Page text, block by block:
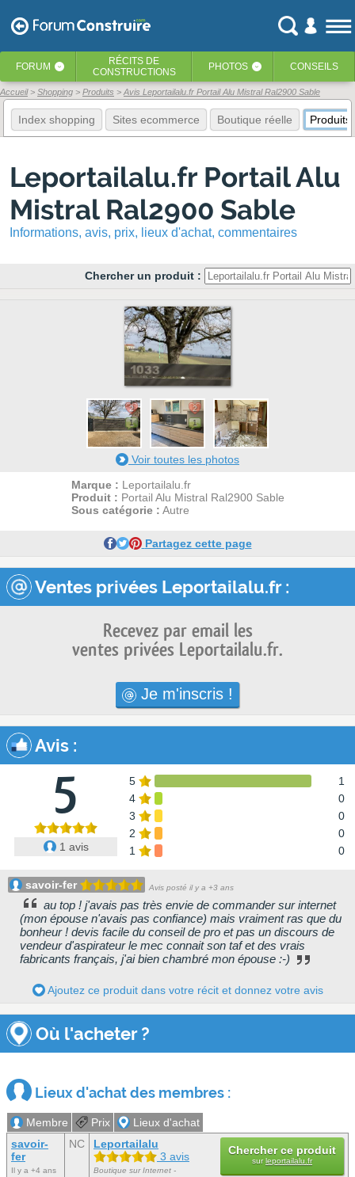
FORUM ‹ RÉCITS DE
CONSTRUCTIONS
PHOTOS ‹ CONSEILS
Accueil Shopping Produits Avis Leportailalu.fr Portail Alu Mistral Ral2900 Sable
Index shopping Sites ecommerce Boutique réelle Produits
Leportailalu.fr Portail Alu
Mistral Ral2900 Sable
Informations, avis, prix, lieux d'achat, commentaires
Chercher un produit :
2
1
2
1
Voir toutes les photos
Marque : Leportailalu.fr
Produit : Portail Alu Mistral Ral2900 Sable
Sous catégorie : Autre
Partagez cette page
Ventes privées Leportailalu.fr :
Recevez par email les
ventes privées Leportailalu.fr.
Je m'inscris !
Avis :
5
1 avis
5
1
4
0
3
0
2
0
1
0
savoir-fer Avis posté il y a +3 ans
au top ! j'avais pas très envie de commander sur internet
(mon épouse n'avais pas confiance) mais vraiment ras que du
bonheur ! devis facile du conseil de pro et pas un discours de
vendeur d'aspirateur le mec connait son taf et des vrais
fabricants français, j'ai bien chambré mon épouse :-)
Ajoutez ce produit dans votre récit et donnez votre avis
Où l'acheter ?
Lieux d'achat des membres :
Membre Prix
Lieux d'achat
savoir-
fer
Il y a +4 ans
NC
Leportailalu
3 avis
Boutique sur Internet -
Chercher ce produit
surleportailalu.fr